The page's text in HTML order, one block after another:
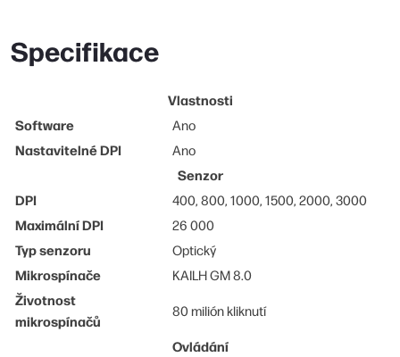
Specifikace
Vlastnosti
Software
Ano
Nastavitelné DPI Ano
Senzor
DPI
400, 800, 1000, 1500, 2000, 3000
Maximální DPI 26 000
Typ senzoru Optický
Mikrospínače KAILH GM 8.0
Životnost
mikrospínačů
80 milión kliknutí
Ovládání